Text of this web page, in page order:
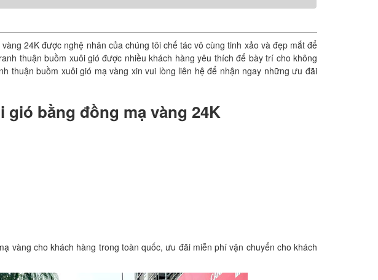
24K được nghệ nhân của chúng tôi chế tác vô cùng tinh xảo và đẹp mắt để
thuận buồm xuôi gió được nhiều khách hàng yêu thích để bày trí cho không
thuận buồm xuôi gió mạ vàng xin vui lòng liên hệ để nhận ngay những ưu đãi
bằng đồng mạ vàng 24K
vàng cho khách hàng trong toàn quốc, ưu đãi miễn phí vận chuyển cho khách